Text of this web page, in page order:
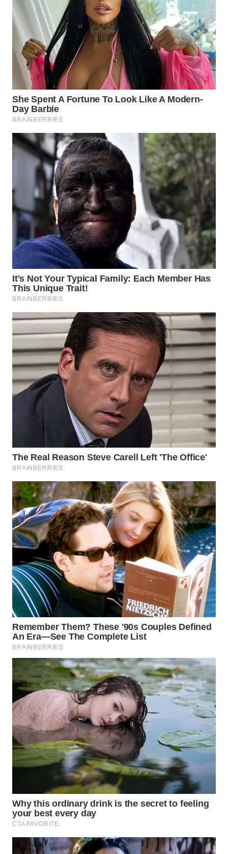
WN
PRIANGAN
TIMUR
WN
SEMARANG
WN
SOLO
WN
BOROBUDUR
MADURA
WN
SURABAYA
WN
NATUNA
WN
BINTAN
MANDALIKA
WN
LIKUPANG
WN
Media
Group
WAHANA
NEWS
WAHANA
TANI
WAHANA
ADVOKAT
WAHANA
INFRASTRUKTUR
WAHANA
KONSUMEN
WAHANA
LISTRIK
WAHANA
TRAVEL
TV
WAHANANEWS